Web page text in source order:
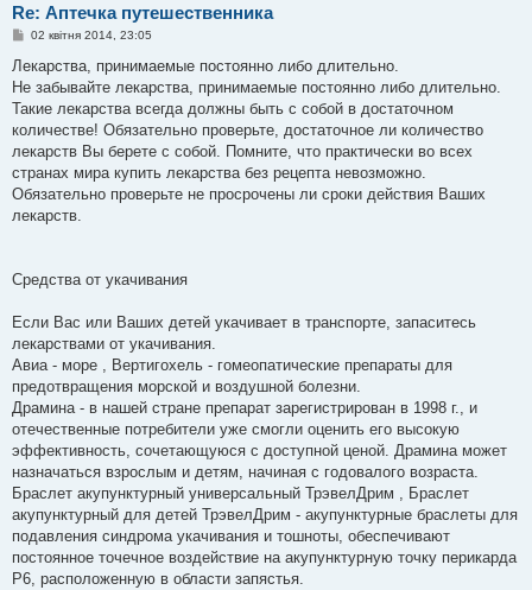
Re: Аптечка путешественника
П
в
д
о
л
е
н
я
02 квітня 2014, 23:05
Лекарства, принимаемые постоянно либо длительно.
Не забывайте лекарства, принимаемые постоянно либо длительно.
Такие лекарства всегда должны быть с собой в достаточном
количестве! Обязательно проверьте, достаточное ли количество
лекарств Вы берете с собой. Помните, что практически во всех
странах мира купить лекарства без рецепта невозможно.
Обязательно проверьте не просрочены ли сроки действия Ваших
лекарств.
Средства от укачивания
Если Вас или Ваших детей укачивает в транспорте, запаситесь
лекарствами от укачивания.
Авиа - море , Вертигохель - гомеопатические препараты для
предотвращения морской и воздушной болезни.
Драмина - в нашей стране препарат зарегистрирован в 1998 г., и
отечественные потребители уже смогли оценить его высокую
эффективность, сочетающуюся с доступной ценой. Драмина может
назначаться взрослым и детям, начиная с годовалого возраста.
Браслет акупунктурный универсальный ТрэвелДрим , Браслет
акупунктурный для детей ТрэвелДрим - акупунктурные браслеты для
подавления синдрома укачивания и тошноты, обеспечивают
постоянное точечное воздействие на акупунктурную точку перикарда
P6, расположенную в области запястья.